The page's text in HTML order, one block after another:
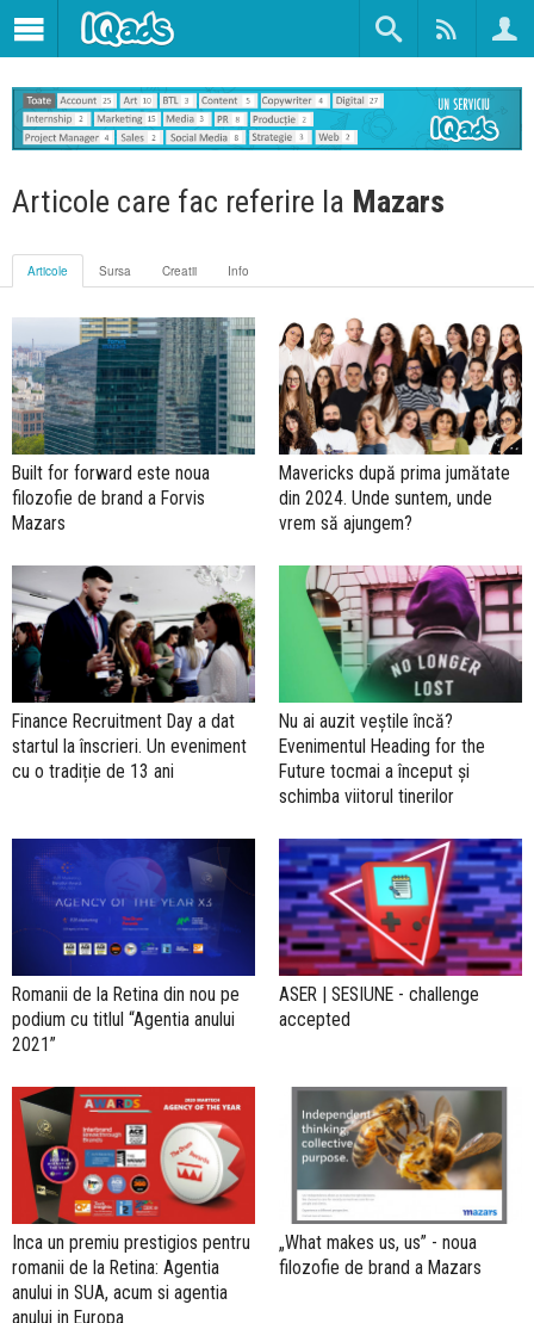
Articole care fac referire la Mazars
Articole Sursa Creatii Info
Built for forward este noua
filozofie de brand a Forvis
Mazars
Mavericks după prima jumătate
din 2024. Unde suntem, unde
vrem să ajungem?
Finance Recruitment Day a dat
startul la înscrieri. Un eveniment
cu o tradiție de 13 ani
Nu ai auzit veștile încă?
Evenimentul Heading for the
Future tocmai a început și
schimba viitorul tinerilor
Romanii de la Retina din nou pe
podium cu titlul “Agentia anului
2021”
ASER | SESIUNE - challenge
accepted
Inca un premiu prestigios pentru
romanii de la Retina: Agentia
anului in SUA, acum si agentia
anului in Europa
„What makes us, us” - noua
filozofie de brand a Mazars